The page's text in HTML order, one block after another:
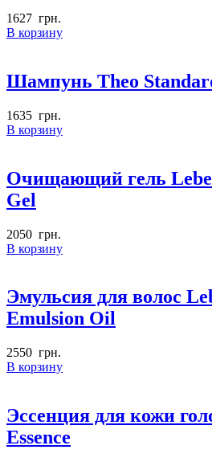
1627 грн.
В корзину
Шампунь Theo
1635 грн.
В корзину
Очищающий гель
Gel
2050 грн.
В корзину
Эмульсия для волос
Emulsion Oil
2550 грн.
В корзину
Эссенция для кожи
Essence